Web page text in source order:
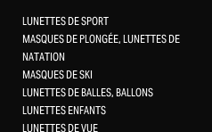
LUNETTES DE SPORT
MASQUES DE PLONGÉE, LUNETTES DE
NATATION
MASQUES DE SKI
LUNETTES DE BALLES, BALLONS
LUNETTES ENFANTS
LUNETTES DE VUE